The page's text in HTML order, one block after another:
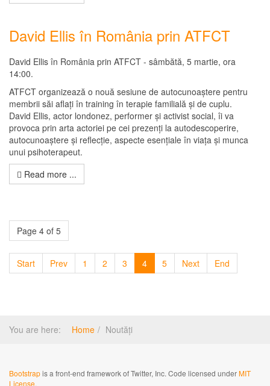
David Ellis în România prin ATFCT
David Ellis în România prin ATFCT - sâmbătă, 5 martie, ora
14:00.
ATFCT organizează o nouă sesiune de autocunoaștere pentru
membrii săi aflați în training în terapie familială și de cuplu.
David Ellis, actor londonez, performer și activist social, îi va
provoca prin arta actoriei pe cei prezenți la autodescoperire,
autocunoaștere și reflecție, aspecte esențiale în viața și munca
unui psihoterapeut.
Read more ...
Page 4 of 5
Start Prev 1 2 3 4 5 Next End
You are here: Home Noutăți
Bootstrapis a front-end framework of Twitter, Inc. Code licensed underMIT
License.